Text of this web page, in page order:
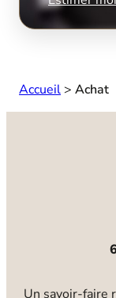
Accueil > Achat
Un savoir-faire